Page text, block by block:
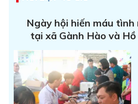
Ngày hội hiến máu tình
tại xã Gành Hào và